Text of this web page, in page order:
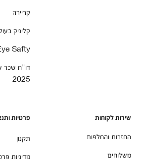
קריירה
קליניק
Safty
דו"ח שכר
2025
שירות לקוחות
החזרות והחלפות
משלוחים
פרטיות
תקנון
מדיניות